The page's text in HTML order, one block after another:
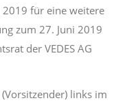
für eine weitere
zum 27. Juni 2019
der VEDES AG
links im